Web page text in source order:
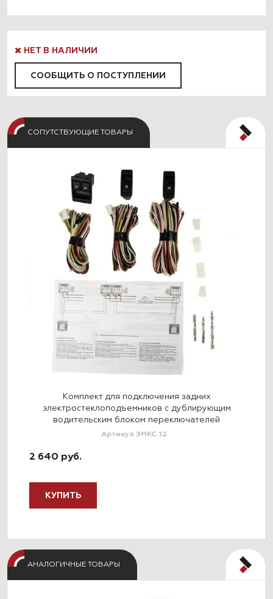
НЕТ В НАЛИЧИИ
СООБЩИТЬ О ПОСТУПЛЕНИИ
СОПУТСТВУЮЩИЕ ТОВАРЫ
Комплект для подключения задних
электростеклоподъемников с дублирующим
водительским блоком переключателей
Артикул ЭМКС.12
2 640 руб.
КУПИТЬ
АНАЛОГИЧНЫЕ ТОВАРЫ